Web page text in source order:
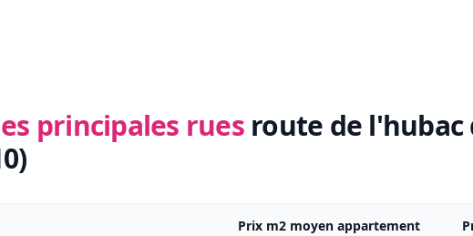
principales rues route de l'hubac
Prix m2 moyen appartement